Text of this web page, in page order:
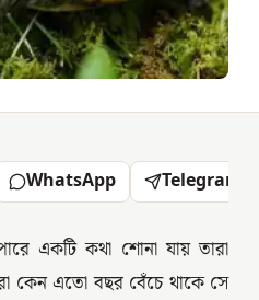
WhatsApp Telegram
একটি কথা শোনা যায় তারা
কেন এতো বছর বেঁচে থাকে সে